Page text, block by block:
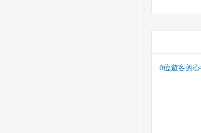
您也可以利
(以上三個
喔。) 匯入
0位遊客的